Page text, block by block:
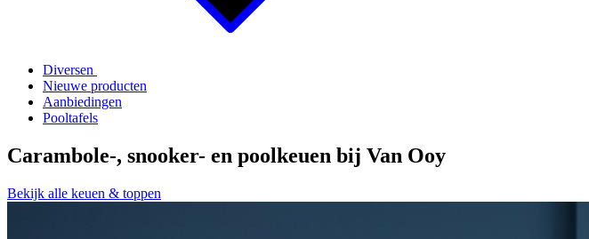
Diversen
Nieuwe producten
Aanbiedingen
Pooltafels
Carambole-, snooker- en poolkeuen bij Van Ooy
Bekijk alle keuen & toppen